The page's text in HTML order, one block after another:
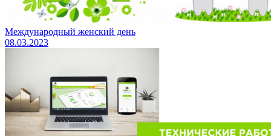
Международный женский день
08.03.2023